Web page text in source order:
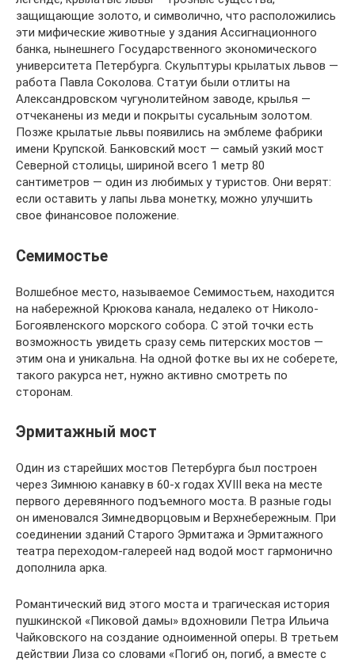
защищающие золото, и символично, что расположились
эти мифические животные у здания Ассигнационного
банка, нынешнего Государственного экономического
университета Петербурга. Скульптуры крылатых львов —
работа Павла Соколова. Статуи были отлиты на
Александровском чугунолитейном заводе, крылья —
отчеканены из меди и покрыты сусальным золотом.
Позже крылатые львы появились на эмблеме фабрики
имени Крупской. Банковский мост — самый узкий мост
Северной столицы, шириной всего 1 метр 80
сантиметров — один из любимых у туристов. Они верят:
если оставить у лапы льва монетку, можно улучшить
свое финансовое положение.
Семимостье
Волшебное место, называемое Семимостьем, находится
на набережной Крюкова канала, недалеко от Николо-
Богоявленского морского собора. С этой точки есть
возможность увидеть сразу семь питерских мостов —
этим она и уникальна. На одной фотке вы их не соберете,
такого ракурса нет, нужно активно смотреть по
сторонам.
Эрмитажный мост
Один из старейших мостов Петербурга был построен
через Зимнюю канавку в 60-х годах XVIII века на месте
первого деревянного подъемного моста. В разные годы
он именовался Зимнедворцовым и Верхнебережным. При
соединении зданий Старого Эрмитажа и Эрмитажного
театра переходом-галереей над водой мост гармонично
дополнила арка.
Романтический вид этого моста и трагическая история
пушкинской «Пиковой дамы» вдохновили Петра Ильича
Чайковского на создание одноименной оперы. В третьем
действии Лиза со словами «Погиб он, погиб, а вместе с